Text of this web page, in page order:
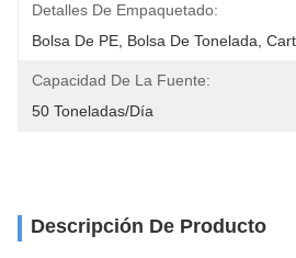
Detalles De Empaquetado:
Bolsa De PE, Bolsa De Tonelada,
Capacidad De La Fuente:
50 Toneladas/día
Descripción De Producto